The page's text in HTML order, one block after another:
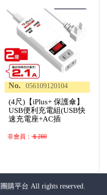
No. 056109120104
(4尺)【iPlus+ 保護傘】
USB便利充電組(USB快
速充電座+AC插
非會員：＄280
購平台 All rights reserved.